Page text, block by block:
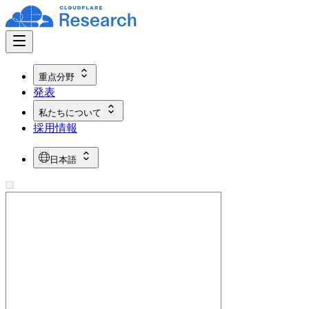
重点分野
発表
私たちについて
採用情報
日本語